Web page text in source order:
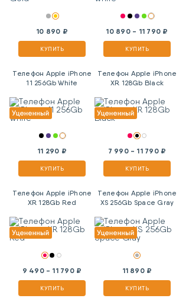
10 890 ₽
КУПИТЬ
10 890 - 11 790 ₽
КУПИТЬ
Телефон Apple iPhone
11 256Gb White
11 290 ₽
КУПИТЬ
Телефон Apple iPhone
XR 128Gb Black
7 990 - 11 790 ₽
КУПИТЬ
Телефон Apple iPhone
XR 128Gb Red
9 490 - 11 790 ₽
КУПИТЬ
Телефон Apple iPhone
XS 256Gb Space Gray
11 890 ₽
КУПИТЬ